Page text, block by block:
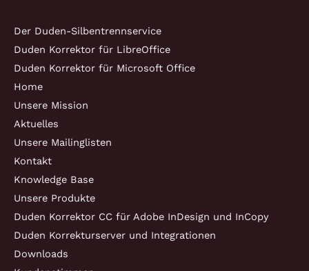
Der Duden-Silbentrennservice
Duden Korrektor für LibreOffice
Duden Korrektor für Microsoft Office
Home
Unsere Mission
Aktuelles
Unsere Mailinglisten
Kontakt
Knowledge Base
Unsere Produkte
Duden Korrektor CC für Adobe InDesign und InCopy
Duden Korrekturserver und Integrationen
Downloads